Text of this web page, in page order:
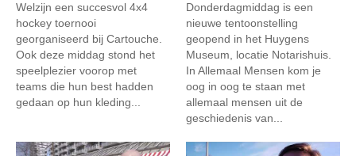
Welzijn een succesvol 4x4
hockey toernooi
georganiseerd bij Cartouche.
Ook deze middag stond het
speelplezier voorop met
teams die hun best hadden
gedaan op hun kleding...
Donderdagmiddag is een
nieuwe tentoonstelling
geopend in het Huygens
Museum, locatie Notarishuis.
In Allemaal Mensen kom je
oog in oog te staan met
allemaal mensen uit de
geschiedenis van...